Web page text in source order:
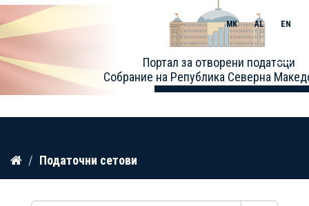
Прескокнете
содржина
Портал за отворени податоци
Собрание на Република Северна
MK AL EN
Toggle
Податочни сетови